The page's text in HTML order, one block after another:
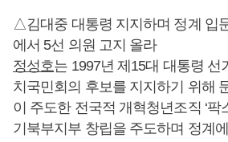
△김대중 대통령 지지하며 정계 입
에서 5선 의원 고지 올라
정성호는 1997년 제15대 대통령 선
치국민회의 후보를 지지하기 위해
이 주도한 전국적 개혁청년조직 ‘팍
기북부지부 창립을 주도하며 정계